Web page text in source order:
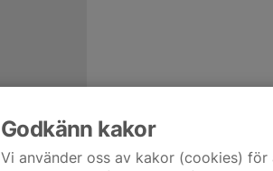
Godkänn kakor
Vi använder oss av kakor (cookies)